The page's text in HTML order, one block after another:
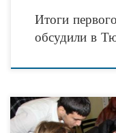
Итоги
обсудили в